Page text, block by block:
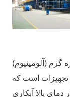
گرم (آلومینیوم)
تجهیزات است که
دمای بالا آبکاری